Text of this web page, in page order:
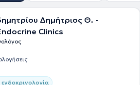
Δημήτριος Θ. -
Clinics
ενδοκρινολογία